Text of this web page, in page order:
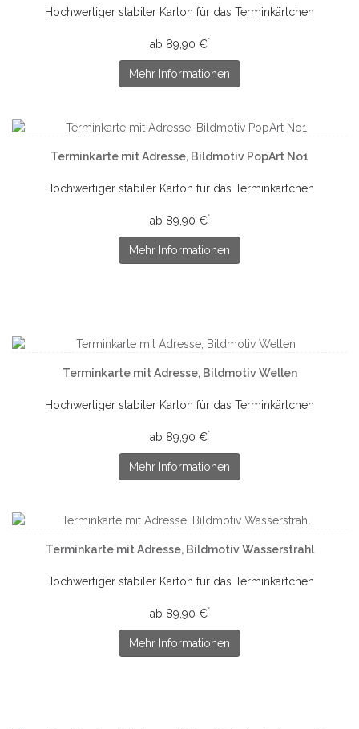
Hochwertiger stabiler Karton für das Terminkärtchen
ab 89,90 €*
Mehr Informationen
Terminkarte mit Adresse, Bildmotiv PopArt No1
Hochwertiger stabiler Karton für das Terminkärtchen
ab 89,90 €*
Mehr Informationen
Terminkarte mit Adresse, Bildmotiv Wellen
Hochwertiger stabiler Karton für das Terminkärtchen
ab 89,90 €*
Mehr Informationen
Terminkarte mit Adresse, Bildmotiv Wasserstrahl
Hochwertiger stabiler Karton für das Terminkärtchen
ab 89,90 €*
Mehr Informationen